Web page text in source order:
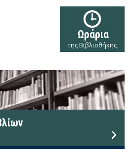
Ωράρια
της Βιβλιοθήκης